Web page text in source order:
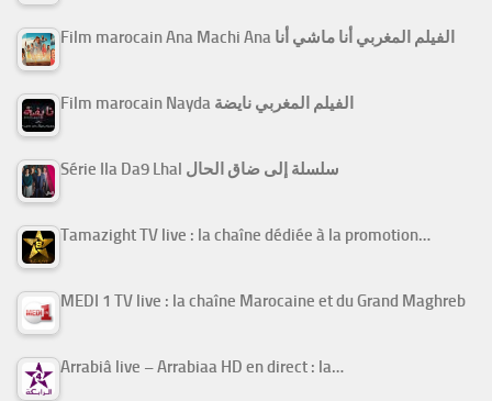
Film marocain Ana Machi Ana الفيلم المغربي أنا ماشي أنا
Film marocain Nayda الفيلم المغربي نايضة
Série Ila Da9 Lhal سلسلة إلى ضاق الحال
Tamazight TV live : la chaîne dédiée à la promotion…
MEDI 1 TV live : la chaîne Marocaine et du Grand Maghreb
Arrabiâ live – Arrabiaa HD en direct : la…